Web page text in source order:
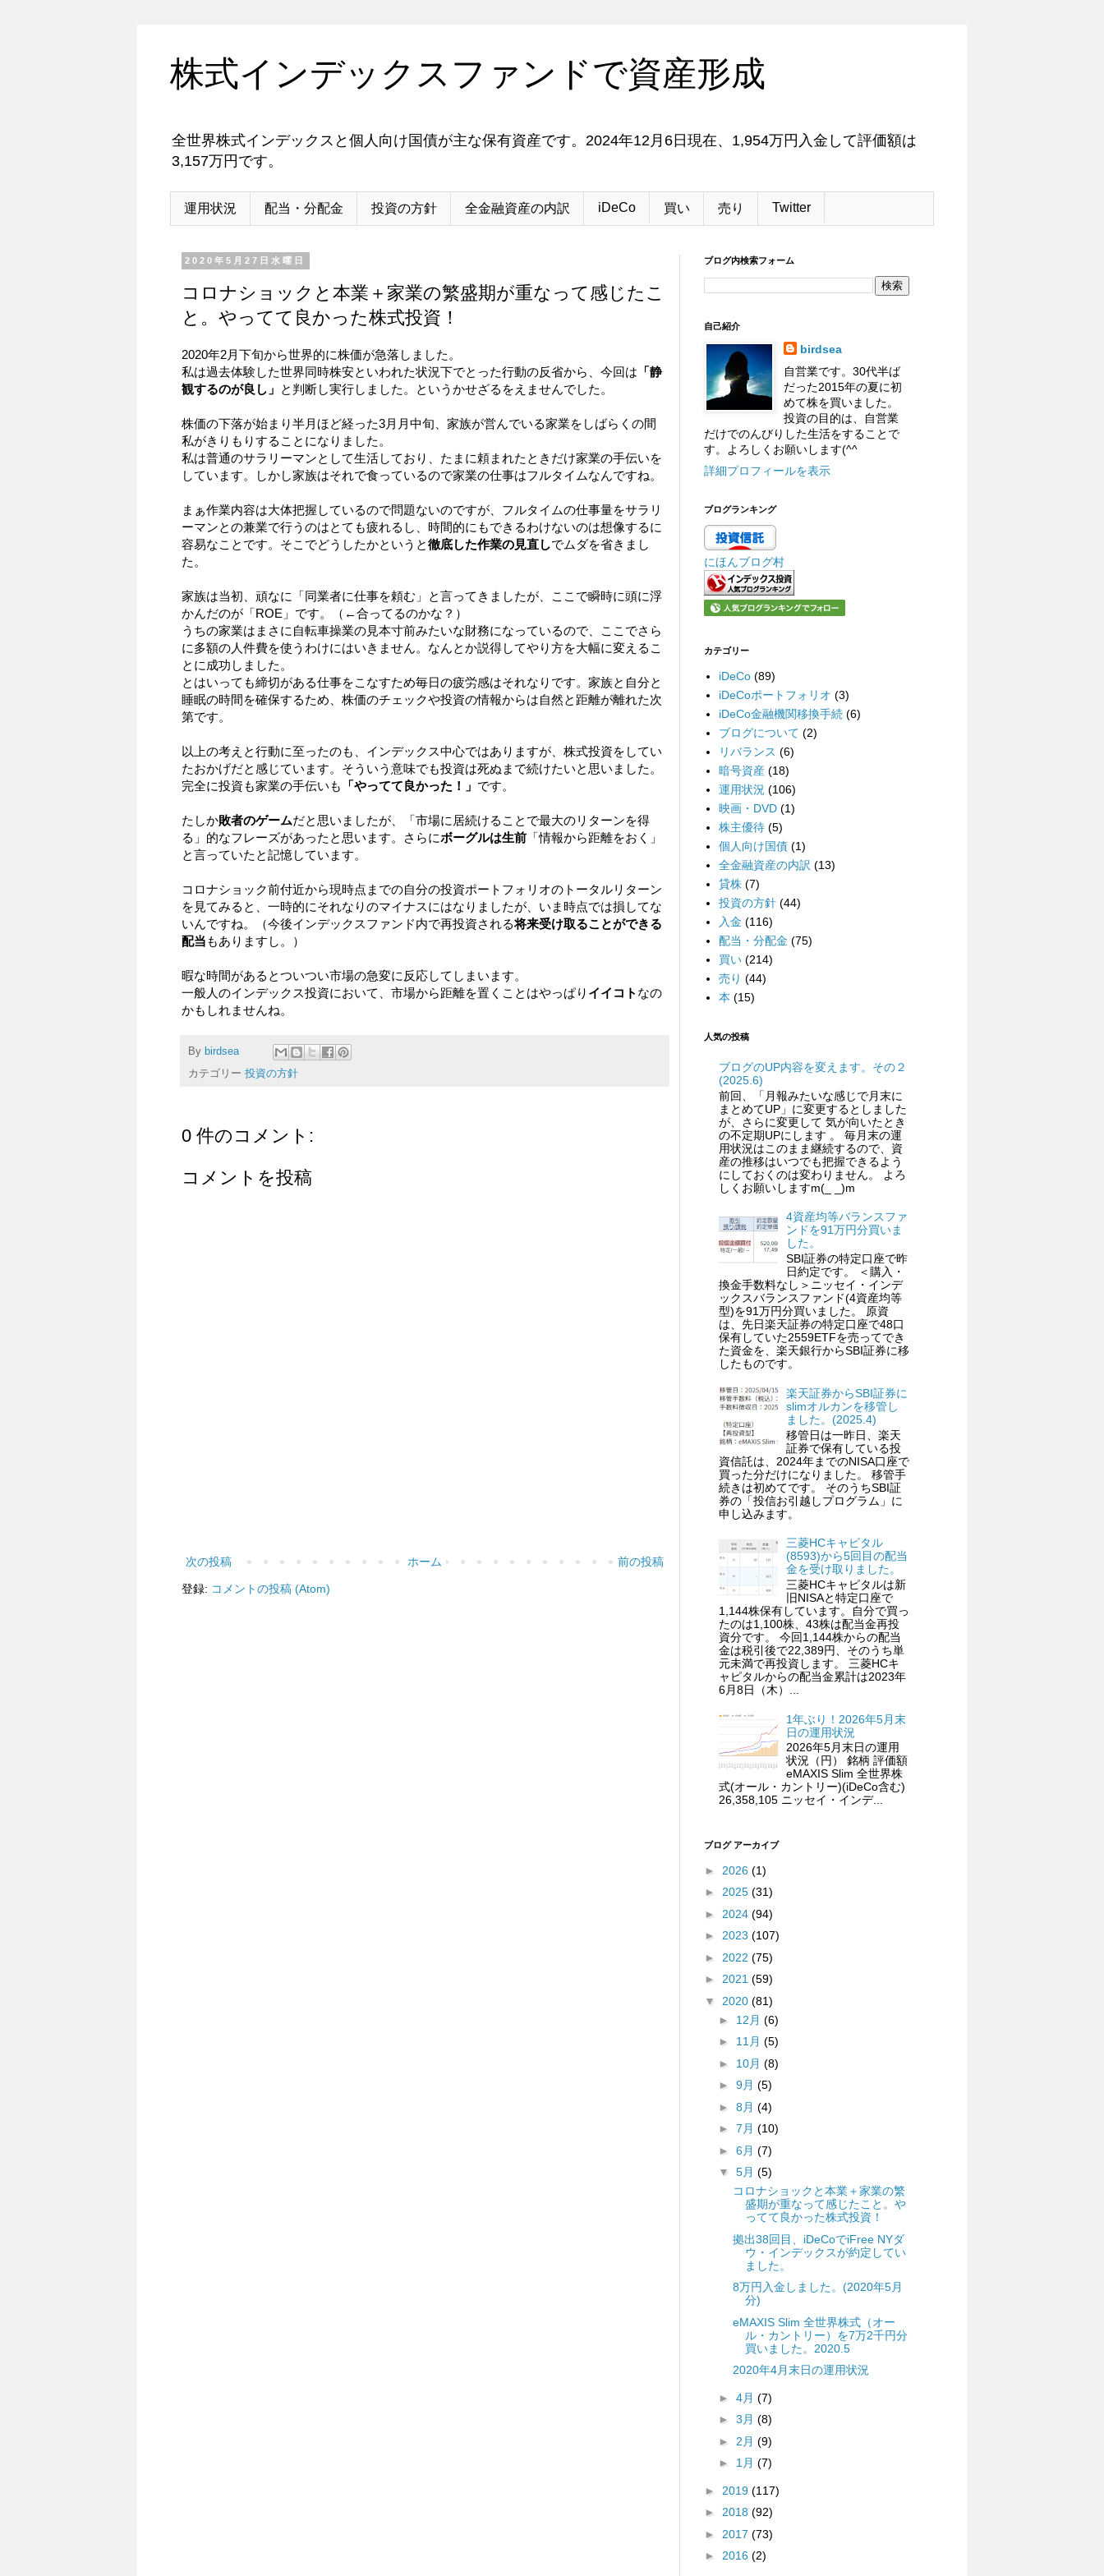
株式インデックスファンドで資産形成
全世界株式インデックスと個人向け国債が主な保有資産です。2024年12月6日現在、1,954万円入金して評価額は
3,157万円です。
運用状況 配当・分配金 投資の方針 全金融資産の内訳 iDeCo 買い 売り Twitter
2020年5月27日水曜日
コロナショックと本業＋家業の繁盛期が重なって感じたこ
と。やってて良かった株式投資！
2020年2月下旬から世界的に株価が急落しました。
私は過去体験した世界同時株安といわれた状況下でとった行動の反省から、今回は 「静
観するのが良し」 と判断し実行しました。というかせざるをえませんでした。
株価の下落が始まり半月ほど経った3月月中旬、家族が営んでいる家業をしばらくの間
私がきりもりすることになりました。
私は普通のサラリーマンとして生活しており、たまに頼まれたときだけ家業の手伝いを
しています。しかし家族はそれで食っているので家業の仕事はフルタイムなんですね。
まぁ作業内容は大体把握しているので問題ないのですが、フルタイムの仕事量をサラリ
ーマンとの兼業で行うのはとても疲れるし、時間的にもできるわけないのは想像するに
容易なことです。そこでどうしたかというと徹底した作業の見直しでムダを省きまし
た。
家族は当初、頑なに「同業者に仕事を頼む」と言ってきましたが、ここで瞬時に頭に浮
かんだのが「ROE」です。（←合ってるのかな？）
うちの家業はまさに自転車操業の見本寸前みたいな財務になっているので、ここでさら
に多額の人件費を使うわけにはいきません。なんとか説得してやり方を大幅に変えるこ
とに成功しました。
とはいっても締切がある仕事をこなすため毎日の疲労感はそれなりです。家族と自分と
睡眠の時間を確保するため、株価のチェックや投資の情報からは自然と距離が離れた次
第です。
以上の考えと行動に至ったのも、インデックス中心ではありますが、株式投資をしてい
たおかげだと感じています。そういう意味でも投資は死ぬまで続けたいと思いました。
完全に投資も家業の手伝いも
「やってて良かった！」 です。
たしか敗者のゲームだと思いましたが、「市場に居続けることで最大のリターンを得
る」的なフレーズがあったと思います。さらにボーグルは生前 「情報から距離をおく」
と言っていたと記憶しています。
コロナショック前付近から現時点までの自分の投資ポートフォリオのトータルリターン
を見てみると、一時的にそれなりのマイナスにはなりましたが、いま時点では損してな
いんですね。（今後インデックスファンド内で再投資される将来受け取ることができる
配当もありますし。）
暇な時間があるとついつい市場の急変に反応してしまいます。
一般人のインデックス投資において、市場から距離を置くことはやっぱり イイコト なの
かもしれませんね。
By birdsea
カテゴリー 投資の方針
0 件のコメント:
コメントを投稿
次の投稿 前の投稿
ホーム
登録: コメントの投稿 (Atom)
ブログ内検索フォーム
自己紹介
birdsea
自営業です。30代半ば
だった2015年の夏に初
めて株を買いました。
投資の目的は、自営業
だけでのんびりした生活をすることで
す。よろしくお願いします(^^
詳細プロフィールを表示
ブログランキング
にほんブログ村
カテゴリー
iDeCo (89)
iDeCoポートフォリオ (3)
iDeCo金融機関移換手続 (6)
ブログについて (2)
リバランス (6)
暗号資産 (18)
運用状況 (106)
映画・DVD (1)
株主優待 (5)
個人向け国債 (1)
全金融資産の内訳 (13)
貸株 (7)
投資の方針 (44)
入金 (116)
配当・分配金 (75)
買い (214)
売り (44)
本 (15)
人気の投稿
ブログのUP内容を変えます。その２
(2025.6)
前回、「月報みたいな感じで月末に
まとめてUP」に変更するとしました
が、さらに変更して 気が向いたとき
の不定期UPにします 。 毎月末の運
用状況はこのまま継続するので、資
産の推移はいつでも把握できるよう
にしておくのは変わりません。 よろ
しくお願いしますm(_ _)m
4資産均等バランスファ
ンドを91万円分買いま
した。
SBI証券の特定口座で昨
日約定です。 ＜購入・
換金手数料なし＞ニッセイ・インデ
ックスバランスファンド(4資産均等
型)を91万円分買いました。 原資
は、先日楽天証券の特定口座で48口
保有していた2559ETFを売ってでき
た資金を、楽天銀行からSBI証券に移
したものです。
楽天証券からSBI証券に
slimオルカンを移管し
ました。(2025.4)
移管日は一昨日、楽天
証券で保有している投
資信託は、2024年までのNISA口座で
買った分だけになりました。 移管手
続きは初めてです。 そのうちSBI証
券の「投信お引越しプログラム」に
申し込みます。
三菱HCキャピタル
(8593)から5回目の配当
金を受け取りました。
三菱HCキャピタルは新
旧NISAと特定口座で
1,144株保有しています。自分で買っ
たのは1,100株、43株は配当金再投
資分です。 今回1,144株からの配当
金は税引後で22,389円、そのうち単
元未満で再投資します。 三菱HCキ
ャピタルからの配当金累計は2023年
6月8日（木）...
1年ぶり！2026年5月末
日の運用状況
2026年5月末日の運用
状況（円） 銘柄 評価額
eMAXIS Slim 全世界株
式(オール・カントリー)(iDeCo含む)
26,358,105 ニッセイ・インデ...
ブログ アーカイブ
► 2026 (1)
► 2025 (31)
► 2024 (94)
► 2023 (107)
► 2022 (75)
► 2021 (59)
▼ 2020 (81)
► 12月 (6)
► 11月 (5)
► 10月 (8)
► 9月 (5)
► 8月 (4)
► 7月 (10)
► 6月 (7)
▼ 5月 (5)
コロナショックと本業＋家業の繁
盛期が重なって感じたこと。や
ってて良かった株式投資！
拠出38回目、iDeCoでiFree NYダ
ウ・インデックスが約定してい
ました。
8万円入金しました。(2020年5月
分)
eMAXIS Slim 全世界株式（オー
ル・カントリー）を7万2千円分
買いました。2020.5
2020年4月末日の運用状況
► 4月 (7)
► 3月 (8)
► 2月 (9)
► 1月 (7)
► 2019 (117)
► 2018 (92)
► 2017 (73)
► 2016 (2)